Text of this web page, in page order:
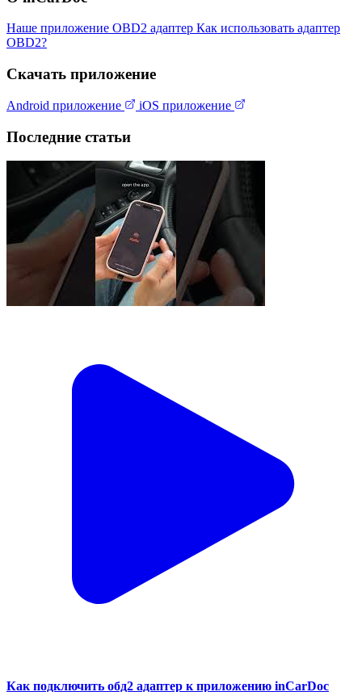
Наше приложение OBD2 адаптер Как использовать адаптер
OBD2?
Скачать приложение
Android приложение iOS приложение
Последние статьи
Как подключить обд2 адаптер к приложению inCarDoc